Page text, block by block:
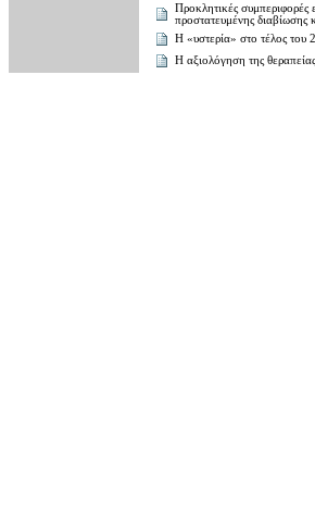
Προκλητικές συμπεριφορές
προστατευμένης διαβίωσης
Η «υστερία» στο τέλος του
H αξιολόγηση της